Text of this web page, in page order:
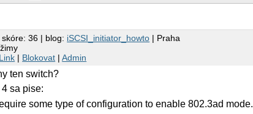
skóre: 36 | blog: iSCSI_initiator_howto | Praha
Link | Blokovat |Admin
ten switch?
sa pise:
some type of configuration to enable 802.3ad mode.